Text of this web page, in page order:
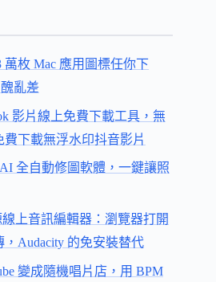
萬枚 Mac 應用圖標任你下
亂差
影片線上免費下載工具，無
下載無浮水印抖音影片
全自動修圖軟體，一鍵讓照
線上音訊編輯器：瀏覽器打開
Audacity 的免安裝替代
變成隨機唱片店，用 BPM